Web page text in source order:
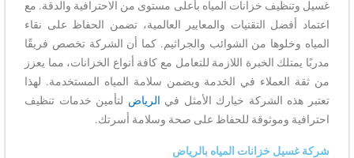
غسيل وتنظيف خزانات المياه بأعلى مستوى من الاحترافية والدقة. مع
اعتماد أفضل التقنيات والمعايير العالمية، تضمن الحفاظ على نقاء
المياه وخلوها من الشوائب والجراثيم. كما أن الشركة تخصص فريقًا
مدربًا يمتلك الخبرة اللازمة للتعامل مع كافة أنواع الخزانات، مما يعزز
من ثقة العملاء في الخدمة ويضمن سلامة المياه المستخدمة. لهذا
تعتبر هذه الشركة خيارك الأمثل في الرياض لتأمين خدمات تنظيف
احترافية وموثوقة للحفاظ على صحة وسلامة أسرتك.
شركة غسيل خزانات المياه بالرياض